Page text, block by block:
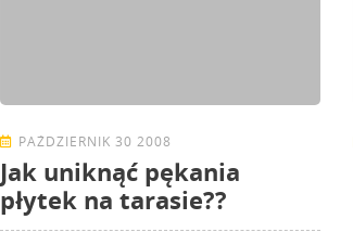
PAŹDZIERNIK 30 2008
Jak uniknąć pękania
płytek na tarasie??